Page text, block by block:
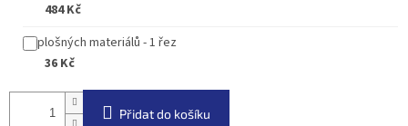
484 Kč
plošných materiálů - 1 řez
36 Kč
Přidat do košíku